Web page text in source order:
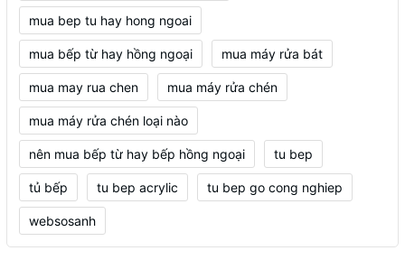
mua bep tu hay hong ngoai
mua bếp từ hay hồng ngoại mua máy rửa bát
mua may rua chen mua máy rửa chén
mua máy rửa chén loại nào
nên mua bếp từ hay bếp hồng ngoại tu bep
tủ bếp tu bep acrylic tu bep go cong nghiep
websosanh